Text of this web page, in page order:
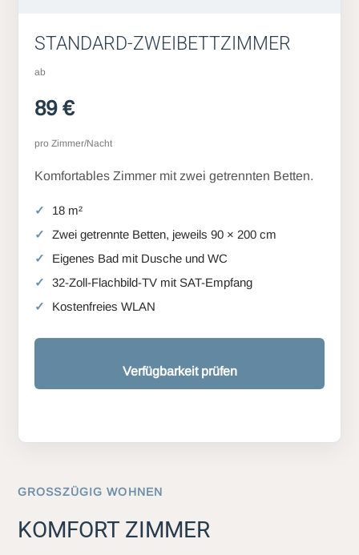
STANDARD-ZWEIBETTZIMMER
ab
89 €
pro Zimmer/Nacht
Komfortables Zimmer mit zwei getrennten Betten.
18 m²
Zwei getrennte Betten, jeweils 90 × 200 cm
Eigenes Bad mit Dusche und WC
32-Zoll-Flachbild-TV mit SAT-Empfang
Kostenfreies WLAN
Verfügbarkeit prüfen
GROSSZÜGIG WOHNEN
KOMFORT ZIMMER